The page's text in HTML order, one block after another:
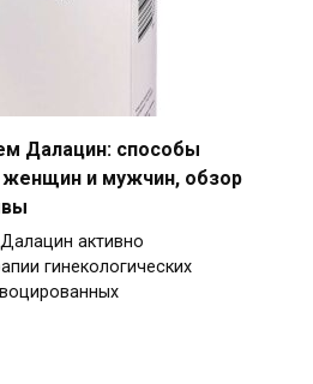
Далацин: способы
женщин и мужчин, обзор
активно
гинекологических